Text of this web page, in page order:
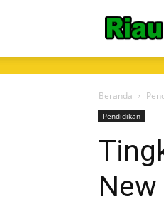
Beranda
Pendidikan